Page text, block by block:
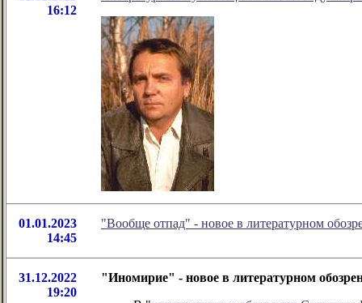
16:12
01.01.2023
14:45
"Вообще отпад" - новое в литературном
31.12.2022
19:20
"Иномирие" - новое в литературном